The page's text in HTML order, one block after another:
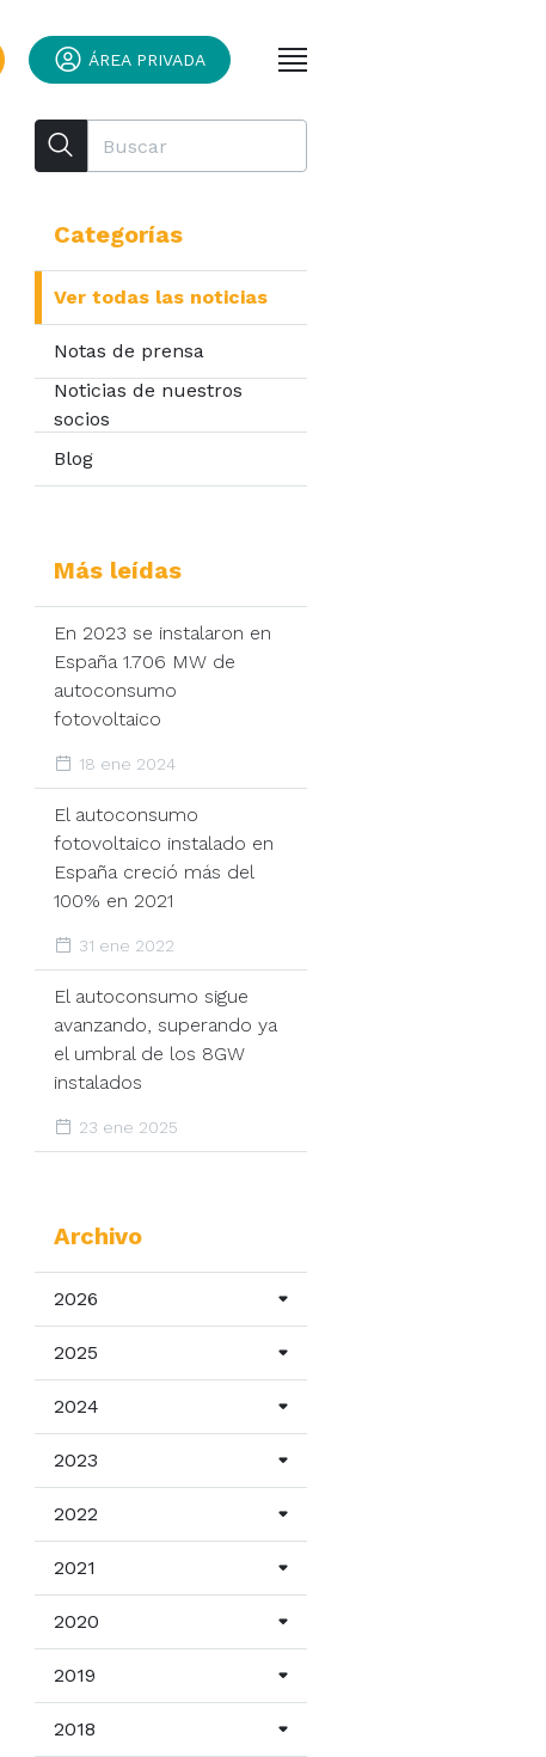
ÁREA PRIVADA
Categorías
Ver todas las noticias
Notas de prensa
Noticias de nuestros
socios
Blog
Más leídas
En 2023 se instalaron en
España 1.706 MW de
autoconsumo
fotovoltaico
18 ene 2024
El autoconsumo
fotovoltaico instalado en
España creció más del
100% en 2021
31 ene 2022
El autoconsumo sigue
avanzando, superando ya
el umbral de los 8GW
instalados
23 ene 2025
Archivo
2026
2025
2024
2023
2022
2021
2020
2019
2018